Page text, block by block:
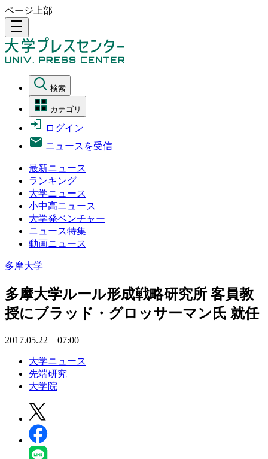
ページ上部
density_medium
検索
カテゴリ
ログイン
ニュースを受信
最新ニュース
ランキング
大学ニュース
小中高ニュース
大学発ベンチャー
ニュース特集
動画ニュース
多摩大学
多摩大学ルール形成戦略研究所 客員教
授にブラッド・グロッサーマン氏 就任
2017.05.22 07:00
大学ニュース
先端研究
大学院